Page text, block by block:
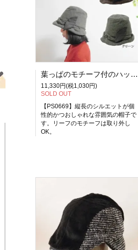
葉っぱのモチーフ付のハット。リーフクロシェ-ブラウン／グリーン【PS0669】
11,330円(税1,030円)
SOLD OUT
【PS0669】縦長のシルエットが個
性的かつおしゃれな雰囲気の帽子で
す。リーフのモチーフは取り外し
OK。